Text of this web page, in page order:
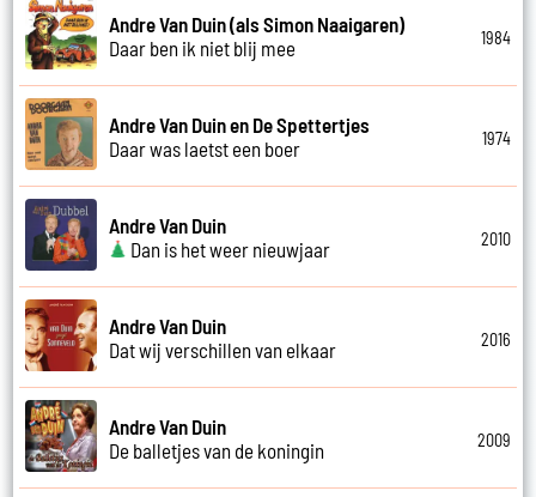
Andre Van Duin (als Simon Naaigaren)
Daar ben ik niet blij mee
1984
Andre Van Duin en De Spettertjes
Daar was laetst een boer
1974
Andre Van Duin
Dan is het weer nieuwjaar
2010
Andre Van Duin
Dat wij verschillen van elkaar
2016
Andre Van Duin
De balletjes van de koningin
2009